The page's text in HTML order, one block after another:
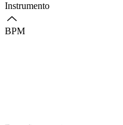
Instrumento
BPM